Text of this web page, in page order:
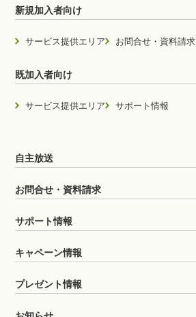
新規加入者向け
サービス提供エリア お問合せ・資料請求
既加入者向け
サービス提供エリア
サポート情報
自主放送
お問合せ・資料請求
サポート情報
キャペーン情報
プレゼント情報